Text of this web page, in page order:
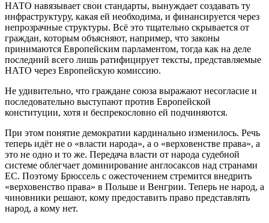
НАТО навязывает свои стандарты, вынуждает создавать ту
инфраструктуру, какая ей необходима, и финансируется через
непрозрачные структуры. Всё это тщательно скрывается от
граждан, которым объясняют, например, что законы
принимаются Европейским парламентом, тогда как на деле
последний всего лишь ратифицирует тексты, представляемые
НАТО через Европейскую комиссию.
Не удивительно, что граждане союза выражают несогласие и
последовательно выступают против Европейской
конституции, хотя и беспрекословно ей подчиняются.
При этом понятие демократии кардинально изменилось. Речь
теперь идёт не о «власти народа», а о «верховенстве права», а
это не одно и то же. Передача власти от народа судебной
системе облегчает доминирование англосаксов над странами
ЕС. Поэтому Брюссель с ожесточением стремится внедрить
«верховенство права» в Польше и Венгрии. Теперь не народ, а
чиновники решают, кому предоставить право представлять
народ, а кому нет.